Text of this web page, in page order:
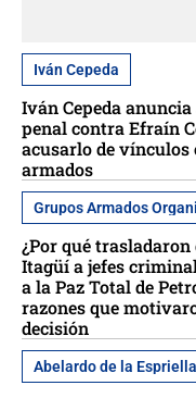
Iván Cepeda
Iván Cepeda
penal contra Efraín
acusarlo de vínculos
armados
Grupos Armados
¿Por qué trasladaron
Itagüí a jefes
a la Paz Total de
razones que
decisión
Abelardo de la Espriella